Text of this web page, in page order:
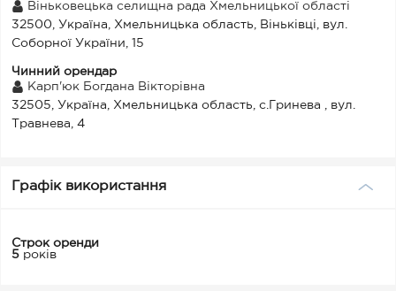
Віньковецька селищна рада Хмельницької області
32500, Україна, Хмельницька область, Віньківці, вул.
Соборної України, 15
Чинний орендар
Карп'юк Богдана Вікторівна
32505, Україна, Хмельницька область, с.Гринева , вул.
Травнева, 4
Графік використання
Строк оренди
5 років